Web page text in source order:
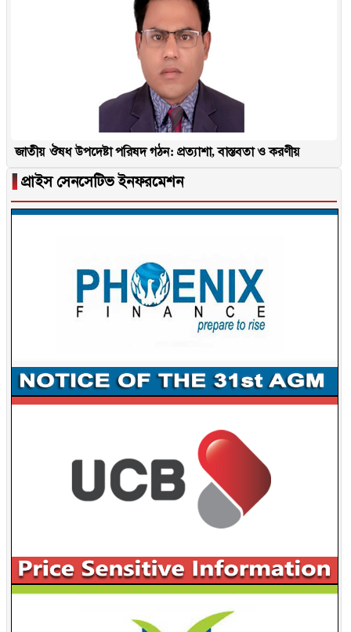
জাতীয় ঔষধ উপদেষ্টা পরিষদ গঠন: প্রত্যাশা, বাস্তবতা ও করণীয়
▐ প্রাইস সেনসেটিভ ইনফরমেশন